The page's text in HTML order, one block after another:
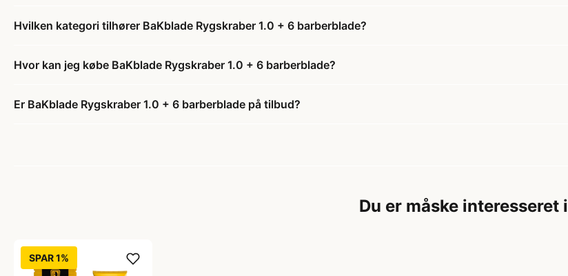
Hvilken kategori tilhører BaKblade Rygskraber 1.0 + 6 barberblade?
Hvor kan jeg købe BaKblade Rygskraber 1.0 + 6 barberblade?
Er BaKblade Rygskraber 1.0 + 6 barberblade på tilbud?
Du er måske interesseret i
SPAR 1%